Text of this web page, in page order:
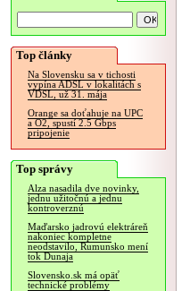
Top články
Na Slovensku sa v tichosti
vypína ADSL v lokalitách s
VDSL, už 31. mája
Orange sa doťahuje na UPC
a O2, spustí 2.5 Gbps
pripojenie
Top správy
Alza nasadila dve novinky,
jednu užitočnú a jednu
kontroverznú
Maďarsko jadrovú elektráreň
nakoniec kompletne
neodstavilo, Rumunsko mení
tok Dunaja
Slovensko.sk má opäť
technické problémy